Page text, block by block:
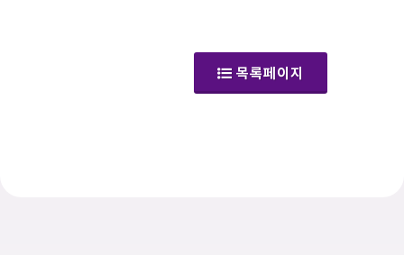
목록페이지